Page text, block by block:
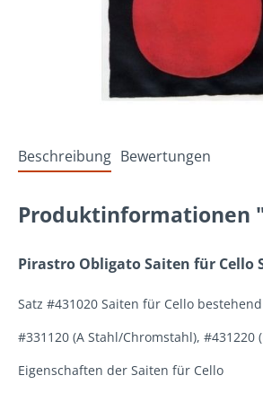
Beschreibung Bewertungen
Produktinformationen
Pirastro Obligato Saiten für Cello
Satz #431020 Saiten für Cello
#331120 (A Stahl/Chromstahl),
Eigenschaften der Saiten für Cello